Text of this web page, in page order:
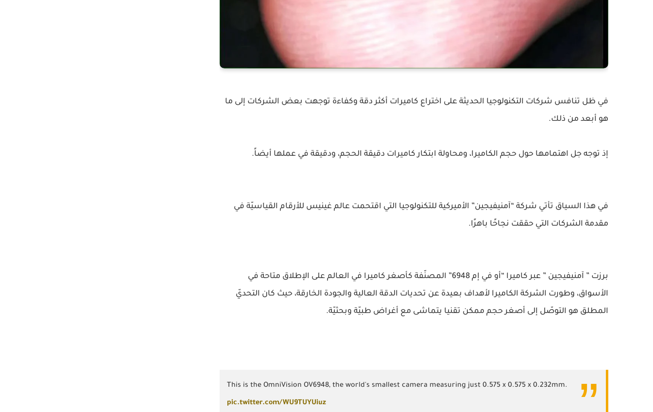
في ظل تنافس شركات التكنولوجيا الحديثة على اختراع كاميرات أكثر دقة وكفاءة توجهت بعض الشركات إلى ما
هو أبعد من ذلك.
إذ توجه جل اهتمامها حول حجم الكاميرا، ومحاولة ابتكار كاميرات دقيقة الحجم، ودقيقة في عملها أيضاً.
في هذا السياق تأتي شركة “آمنيفيجين” الأميركية للتكنولوجيا التي اقتحمت عالم غينيس للأرقام القياسيّة في
مقدمة الشركات التي حققت نجاحًا باهرًا.
برزت ” آمنيفيجين ” عبر كاميرا “أو في إم 6948” المصنّفة كأصغر كاميرا في العالم على الإطلاق متاحة في
الأسواق، وطورت الشركة الكاميرا لأهداف بعيدة عن تحديات الدقة العالية والجودة الخارقة، حيث كان التحديّ
المطلق هو التوصّل إلى أصغر حجم ممكن تقنيا يتماشى مع أغراض طبيّة وبحثيّة.
This is the OmniVision OV6948, the world's smallest camera measuring just 0.575 x 0.575 x 0.232mm.
pic.twitter.com/WU9TUYUiuz